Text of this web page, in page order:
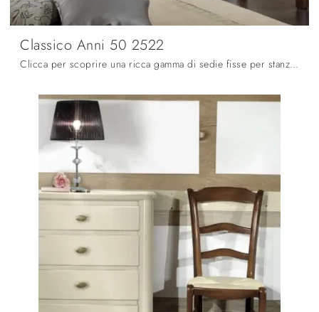
Classico Anni 50 2522
Clicca per scoprire una ricca gamma di sedie fisse per stanze classiche: il modello Classico Anni 50 2522 di Fratelli Mirandola ti aspetta!